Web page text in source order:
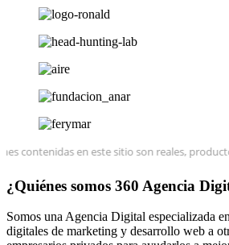
en este sitio son reales, producto
¿Quiénes somos 360 Agencia
Somos una Agencia Digital especializada
digitales de marketing y desarrollo web a